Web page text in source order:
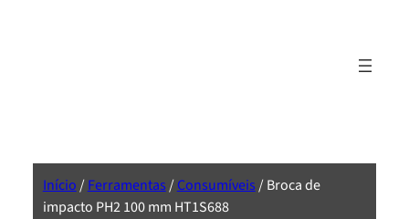
Início/Ferramentas/Consumíveis/ Broca de
impacto PH2 100 mm HT1S688